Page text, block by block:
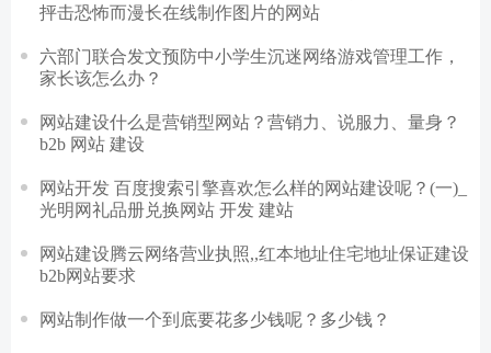
抨击恐怖而漫长在线制作图片的网站
六部门联合发文预防中小学生沉迷网络游戏管理工作，
家长该怎么办？
网站建设什么是营销型网站？营销力、说服力、量身？
b2b 网站 建设
网站开发 百度搜索引擎喜欢怎么样的网站建设呢？(一)_
光明网礼品册兑换网站 开发 建站
网站建设腾云网络营业执照,,红本地址住宅地址保证建设
b2b网站要求
网站制作做一个到底要花多少钱呢？多少钱？